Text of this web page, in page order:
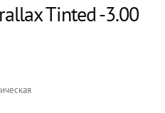
Tinted -3.00